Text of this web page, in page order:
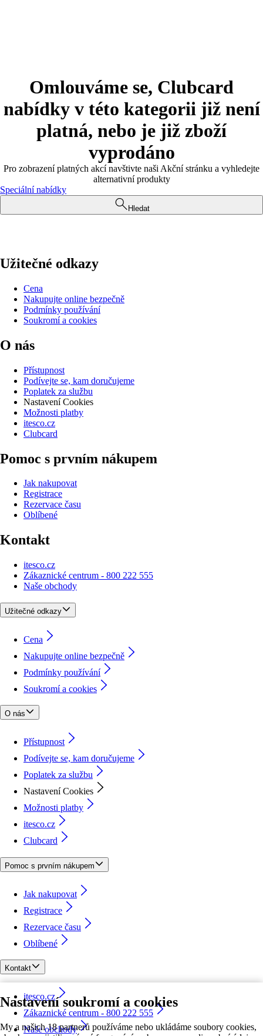
Nastavení soukromí a cookies
My a našich 18 partnerů používáme nebo ukládáme soubory cookies,
Omlouváme se, Clubcard
nabídky v této kategorii již není
platná, nebo je již zboží
vyprodáno
Pro zobrazení platných akcí navštivte naši Akční stránku a vyhledejte
alternativní produkty
Speciální nabídky
Hledat
Užitečné odkazy
Cena
Nakupujte online bezpečně
Podmínky používání
Soukromí a cookies
O nás
Přístupnost
Podívejte se, kam doručujeme
Poplatek za službu
Nastavení Cookies
Možnosti platby
itesco.cz
Clubcard
Pomoc s prvním nákupem
Jak nakupovat
Registrace
Rezervace času
Oblíbené
Kontakt
itesco.cz
Zákaznické centrum - 800 222 555
Naše obchody
Užitečné odkazy
Cena
Nakupujte online bezpečně
Podmínky používání
Soukromí a cookies
O nás
Přístupnost
Podívejte se, kam doručujeme
Poplatek za službu
Nastavení Cookies
Možnosti platby
itesco.cz
Clubcard
Pomoc s prvním nákupem
Jak nakupovat
Registrace
Rezervace času
Oblíbené
Kontakt
itesco.cz
Zákaznické centrum - 800 222 555
Naše obchody